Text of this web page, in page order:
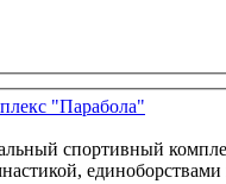
"Парабола"
спортивный